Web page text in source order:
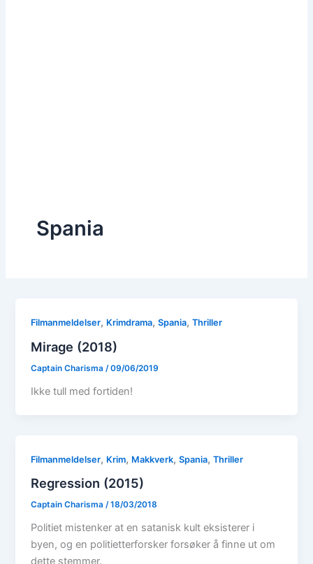
Spania
Filmanmeldelser, Krimdrama,Spania,Thriller
Mirage (2018)
Captain Charisma/09/06/2019
Ikke tull med fortiden!
Filmanmeldelser, Krim, Makkverk,Spania,Thriller
Regression (2015)
Captain Charisma/18/03/2018
Politiet mistenker at en satanisk kult eksisterer i
byen, og en politietterforsker forsøker å finne ut om
dette stemmer.